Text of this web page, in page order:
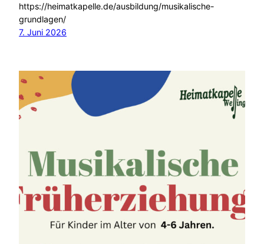
https://heimatkapelle.de/ausbildung/musikalische-
grundlagen/
7. Juni 2026